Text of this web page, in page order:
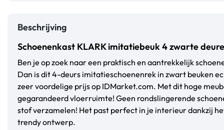
Beschrijving
Schoenenkast KLARK imitatiebeuk 4 zwarte
Ben je op zoek naar een praktisch en aantrekkelijk
Dan is dit 4-deurs imitatieschoenenrek in zwart beuken
zeer voordelige prijs op IDMarket.com. Met dit hoge
gegarandeerd vloerruimte! Geen rondslingerende
stof verzamelen! Het past perfect in je interieur dankzij
trendy ontwerp.